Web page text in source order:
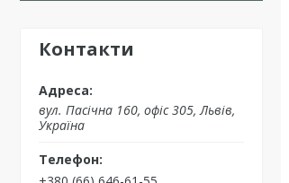
Контакти
вул. Пасічна 160, офіс 305, Львів,
Україна